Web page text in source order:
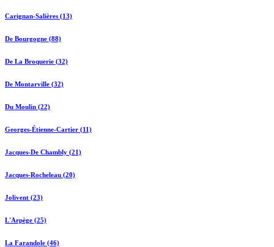
Carignan-Salières (13)
De Bourgogne (88)
De La Broquerie (32)
De Montarville (32)
Du Moulin (22)
Georges-Étienne-Cartier (11)
Jacques-De Chambly (21)
Jacques-Rocheleau (20)
Jolivent (23)
L'Arpège (25)
La Farandole (46)